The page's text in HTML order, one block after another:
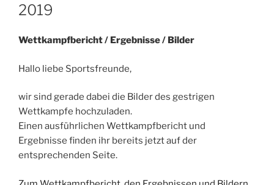
2019
Wettkampfbericht / Ergebnisse / Bilder
Hallo liebe Sportsfreunde,
wir sind gerade dabei die Bilder des gestrigen
Wettkampfe hochzuladen.
Einen ausführlichen Wettkampfbericht und
Ergebnisse finden ihr bereits jetzt auf der
entsprechenden Seite.